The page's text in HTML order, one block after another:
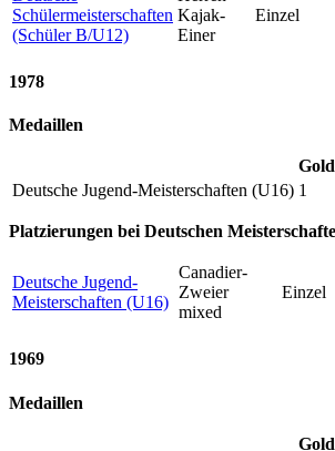
Schülermeisterschaften
(Schüler B/U12)
Kajak-
Einer
Einzel
1978
Medaillen
Gold
Deutsche Jugend-Meisterschaften (U16) 1
Platzierungen bei Deutschen
Deutsche Jugend-
Meisterschaften (U16)
Canadier-
Zweier
mixed
Einzel
1969
Medaillen
Gold